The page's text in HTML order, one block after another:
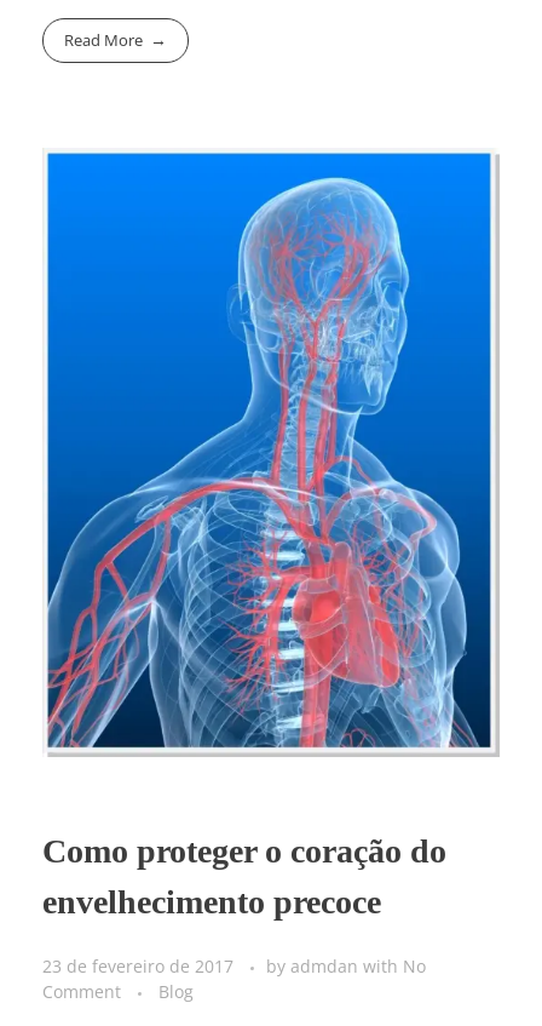
Read More
Como proteger o coração do
envelhecimento precoce
23 de fevereiro de 2017 by admdan with No
Comment
Blog